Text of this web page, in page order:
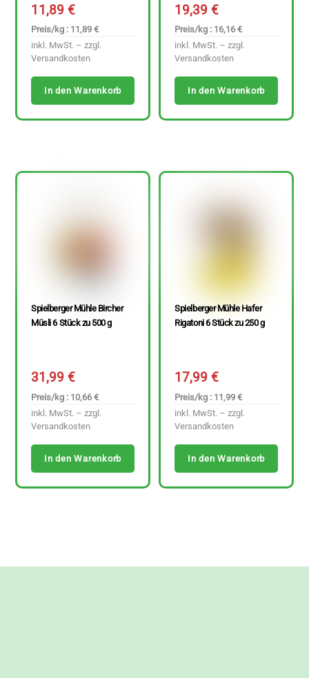
11,89€
Preis/kg : 11,89 €
inkl. MwSt. – zzgl.
Versandkosten
In den Warenkorb
19,39€
Preis/kg : 16,16 €
inkl. MwSt. – zzgl.
Versandkosten
In den Warenkorb
Spielberger Mühle Bircher
Müsli 6 Stück zu 500 g
31,99€
Preis/kg : 10,66 €
inkl. MwSt. – zzgl.
Versandkosten
In den Warenkorb
Spielberger Mühle Hafer
Rigatoni 6 Stück zu 250 g
17,99€
Preis/kg : 11,99 €
inkl. MwSt. – zzgl.
Versandkosten
In den Warenkorb